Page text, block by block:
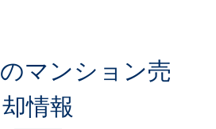
マンション売
却情報